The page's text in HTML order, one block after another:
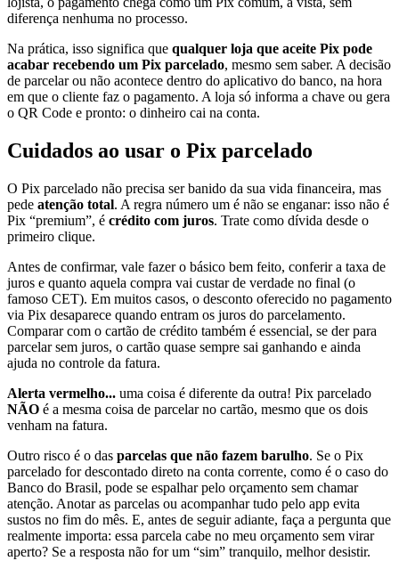
diferença nenhuma no processo.
Na prática, isso significa que qualquer loja que aceite Pix pode
acabar recebendo um Pix parcelado, mesmo sem saber. A decisão
de parcelar ou não acontece dentro do aplicativo do banco, na hora
em que o cliente faz o pagamento. A loja só informa a chave ou gera
o QR Code e pronto: o dinheiro cai na conta.
Cuidados ao usar o Pix parcelado
O Pix parcelado não precisa ser banido da sua vida financeira, mas
pede atenção total. A regra número um é não se enganar: isso não é
Pix “premium”, é crédito com juros. Trate como dívida desde o
primeiro clique.
Antes de confirmar, vale fazer o básico bem feito, conferir a taxa de
juros e quanto aquela compra vai custar de verdade no final (o
famoso CET). Em muitos casos, o desconto oferecido no pagamento
via Pix desaparece quando entram os juros do parcelamento.
Comparar com o cartão de crédito também é essencial, se der para
parcelar sem juros, o cartão quase sempre sai ganhando e ainda
ajuda no controle da fatura.
Alerta vermelho... uma coisa é diferente da outra! Pix parcelado
NÃO é a mesma coisa de parcelar no cartão, mesmo que os dois
venham na fatura.
Outro risco é o das parcelas que não fazem barulho. Se o Pix
parcelado for descontado direto na conta corrente, como é o caso do
Banco do Brasil, pode se espalhar pelo orçamento sem chamar
atenção. Anotar as parcelas ou acompanhar tudo pelo app evita
sustos no fim do mês. E, antes de seguir adiante, faça a pergunta que
realmente importa: essa parcela cabe no meu orçamento sem virar
aperto? Se a resposta não for um “sim” tranquilo, melhor desistir.